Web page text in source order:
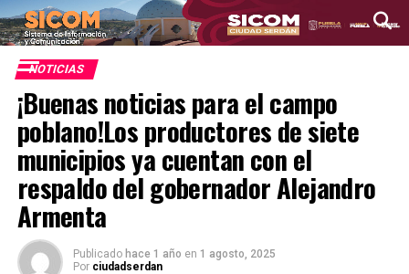
NOTICIAS
¡Buenas noticias para el campo
poblano!Los productores de siete
municipios ya cuentan con el
respaldo del gobernador Alejandro
Armenta
Publicado hace 1 año en 1 agosto, 2025
Por ciudadserdan